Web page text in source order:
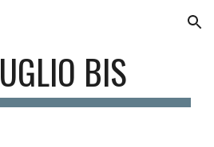
Skip to navigation
BIS